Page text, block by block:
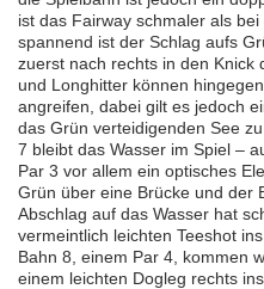
ist das Fairway schmaler als
spannend ist der Schlag aufs
zuerst nach rechts in den Knick
und Longhitter können
angreifen, dabei gilt es jedoch
das Grün verteidigenden See
7 bleibt das Wasser im Spiel –
Par 3 vor allem ein optisches
Grün über eine Brücke und der
Abschlag auf das Wasser hat
vermeintlich leichten Teeshot
Bahn 8, einem Par 4, kommen
einem leichten Dogleg rechts ins